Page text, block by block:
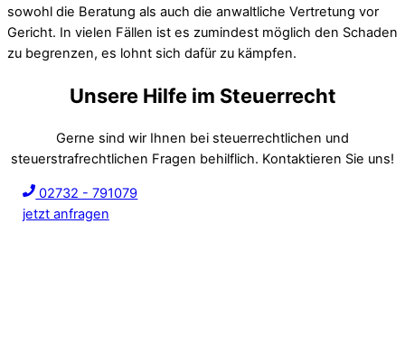
sowohl die Beratung als auch die anwaltliche Vertretung vor
Gericht. In vielen Fällen ist es zumindest möglich den Schaden
zu begrenzen, es lohnt sich dafür zu kämpfen.
Unsere Hilfe im Steuerrecht
Gerne sind wir Ihnen bei steuerrechtlichen und
steuerstrafrechtlichen Fragen behilflich. Kontaktieren Sie uns!
02732 - 791079
jetzt anfragen